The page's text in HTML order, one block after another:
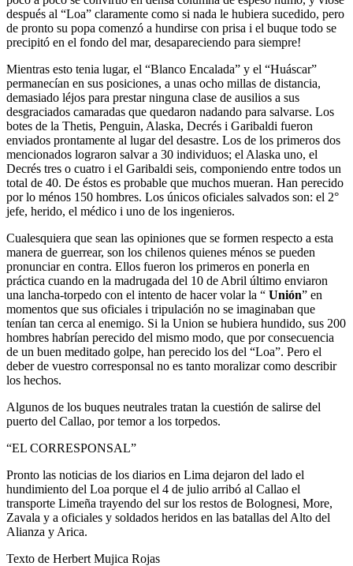
después al “Loa” claramente como si nada le hubiera sucedido, pero
de pronto su popa comenzó a hundirse con prisa i el buque todo se
precipitó en el fondo del mar, desapareciendo para siempre!
Mientras esto tenia lugar, el “Blanco Encalada” y el “Huáscar”
permanecían en sus posiciones, a unas ocho millas de distancia,
demasiado léjos para prestar ninguna clase de ausilios a sus
desgraciados camaradas que quedaron nadando para salvarse. Los
botes de la Thetis, Penguin, Alaska, Decrés i Garibaldi fueron
enviados prontamente al lugar del desastre. Los de los primeros dos
mencionados lograron salvar a 30 individuos; el Alaska uno, el
Decrés tres o cuatro i el Garibaldi seis, componiendo entre todos un
total de 40. De éstos es probable que muchos mueran. Han perecido
por lo ménos 150 hombres. Los únicos oficiales salvados son: el 2°
jefe, herido, el médico i uno de los ingenieros.
Cualesquiera que sean las opiniones que se formen respecto a esta
manera de guerrear, son los chilenos quienes ménos se pueden
pronunciar en contra. Ellos fueron los primeros en ponerla en
práctica cuando en la madrugada del 10 de Abril último enviaron
una lancha-torpedo con el intento de hacer volar la “ Unión” en
momentos que sus oficiales i tripulación no se imaginaban que
tenían tan cerca al enemigo. Si la Union se hubiera hundido, sus 200
hombres habrían perecido del mismo modo, que por consecuencia
de un buen meditado golpe, han perecido los del “Loa”. Pero el
deber de vuestro corresponsal no es tanto moralizar como describir
los hechos.
Algunos de los buques neutrales tratan la cuestión de salirse del
puerto del Callao, por temor a los torpedos.
“EL CORRESPONSAL”
Pronto las noticias de los diarios en Lima dejaron del lado el
hundimiento del Loa porque el 4 de julio arribó al Callao el
transporte Limeña trayendo del sur los restos de Bolognesi, More,
Zavala y a oficiales y soldados heridos en las batallas del Alto del
Alianza y Arica.
Texto de Herbert Mujica Rojas